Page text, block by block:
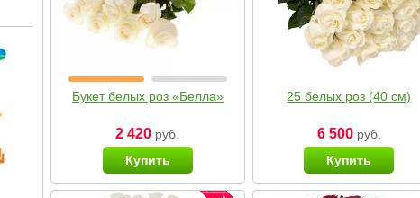
Букет белых роз «Белла»
2 420 руб.
Купить
25 белых роз (40 см)
6 500руб.
Купить